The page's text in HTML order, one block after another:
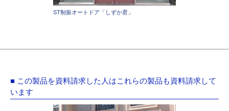
ST制振オートドア「しずか君」
■ この製品を資料請求した人はこれらの製品も資料請求して
います